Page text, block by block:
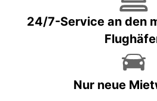
24/7-Service an den
Nur neue